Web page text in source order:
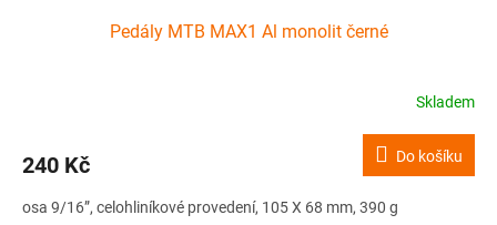
Pedály MTB MAX1 Al monolit černé
Skladem
240 Kč Do košíku
osa 9/16”, celohliníkové provedení, 105 X 68 mm, 390 g